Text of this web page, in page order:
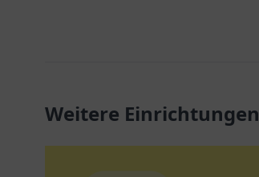
Weitere Einrichtungen